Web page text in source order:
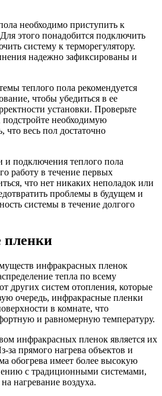
необходимо приступить к
этого понадобится подключить
систему к терморегулятору.
надежно зафиксированы и
теплого пола рекомендуется
чтобы убедиться в ее
установки. Проверьте
подстройте необходимую
что весь пол достаточно
и подключения теплого пола
работу в течение первых
что нет никаких неполадок или
проблемы в будущем и
системы в течение долгого
инфракрасных пленок
тепла по всему
других систем отопления, которые
очередь, инфракрасные пленки
в комнате, что
и равномерную температуру.
инфракрасных пленок является их
за прямого нагрева объектов и
обогрева имеет более высокую
с традиционными системами,
нагревание воздуха.